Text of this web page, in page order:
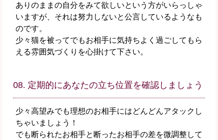
ありのままの自分をみて欲しいという方がいらっしゃ
いますが、それは努力しないと公言しているようなも
のです。
少々猫を被ってでもお相手に気持ちよく過ごしてもら
える雰囲気づくりを心掛けて下さい。
08. 定期的にあなたの立ち位置を確認しましょう
少々高望みでも理想のお相手にはどんどんアタックし
ちゃいましょう！
でも断られたお相手と断ったお相手の差を微調整して